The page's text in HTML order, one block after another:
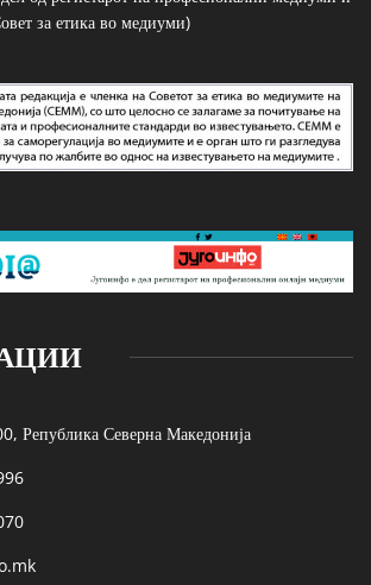
за етика во медиуми)
Република Северна Македонија